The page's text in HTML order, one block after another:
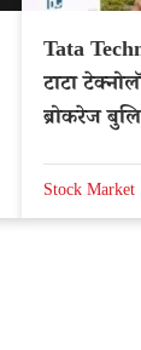
Tata
टाटा
ब्रोकरेज
Stock Market